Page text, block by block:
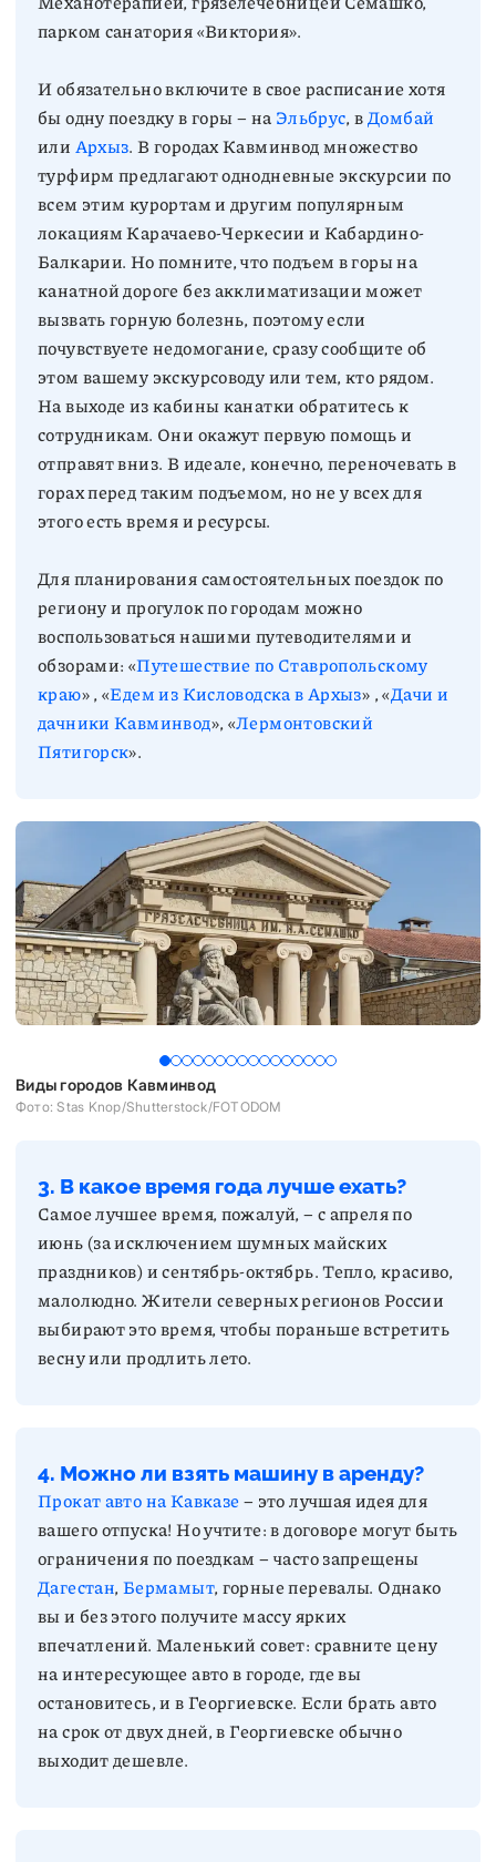
парком санатория «Виктория».
И обязательно включите в свое расписание хотя
бы одну поездку в горы – на Эльбрус, вДомбай
или Архыз. В городах Кавминвод множество
турфирм предлагают однодневные экскурсии по
всем этим курортам и другим популярным
локациям Карачаево-Черкесии и Кабардино-
Балкарии. Но помните, что подъем в горы на
канатной дороге без акклиматизации может
вызвать горную болезнь, поэтому если
почувствуете недомогание, сразу сообщите об
этом вашему экскурсоводу или тем, кто рядом.
На выходе из кабины канатки обратитесь к
сотрудникам. Они окажут первую помощь и
отправят вниз. В идеале, конечно, переночевать в
горах перед таким подъемом, но не у всех для
этого есть время и ресурсы.
Для планирования самостоятельных поездок по
региону и прогулок по городам можно
воспользоваться нашими путеводителями и
обзорами: «Путешествие по Ставропольскому
краю» , «Едем из Кисловодска в Архыз» , «Дачи и
дачники Кавминвод», «Лермонтовский
Пятигорск».
Виды городов Кавминвод
Фото: Stas Knop/Shutterstock/FOTODOM
3. В какое время года лучше ехать?
Самое лучшее время, пожалуй, – с апреля по
июнь (за исключением шумных майских
праздников) и сентябрь-октябрь. Тепло, красиво,
малолюдно. Жители северных регионов России
выбирают это время, чтобы пораньше встретить
весну или продлить лето.
4. Можно ли взять машину в аренду?
Прокат авто на Кавказе– это лучшая идея для
вашего отпуска! Но учтите: в договоре могут быть
ограничения по поездкам – часто запрещены
Дагестан, Бермамыт, горные перевалы. Однако
вы и без этого получите массу ярких
впечатлений. Маленький совет: сравните цену
на интересующее авто в городе, где вы
остановитесь, и в Георгиевске. Если брать авто
на срок от двух дней, в Георгиевске обычно
выходит дешевле.